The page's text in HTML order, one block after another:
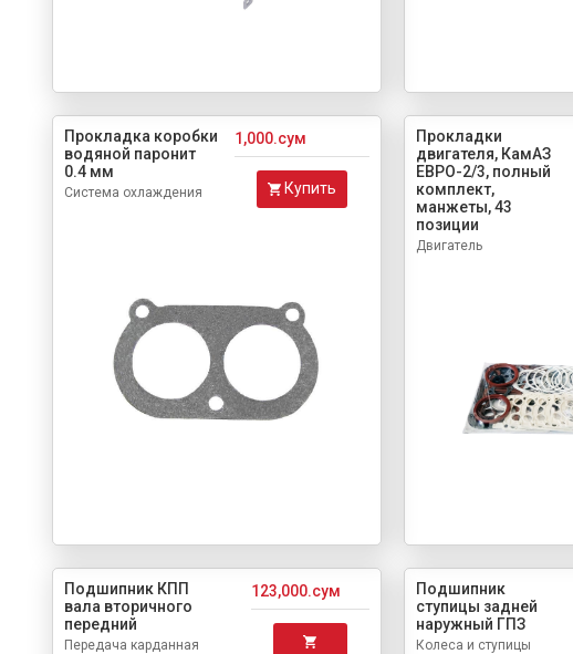
Прокладка коробки
водяной паронит
0.4 мм
Система охлаждения
1,000.сум
Купить
Прокладки
двигателя, КамАЗ
ЕВРО-2/3, полный
комплект,
манжеты, 43
позиции
Двигатель
Подшипник КПП
вала вторичного
передний
Передача карданная
123,000.сум
Подшипник
ступицы задней
наружный ГПЗ
Колеса и ступицы